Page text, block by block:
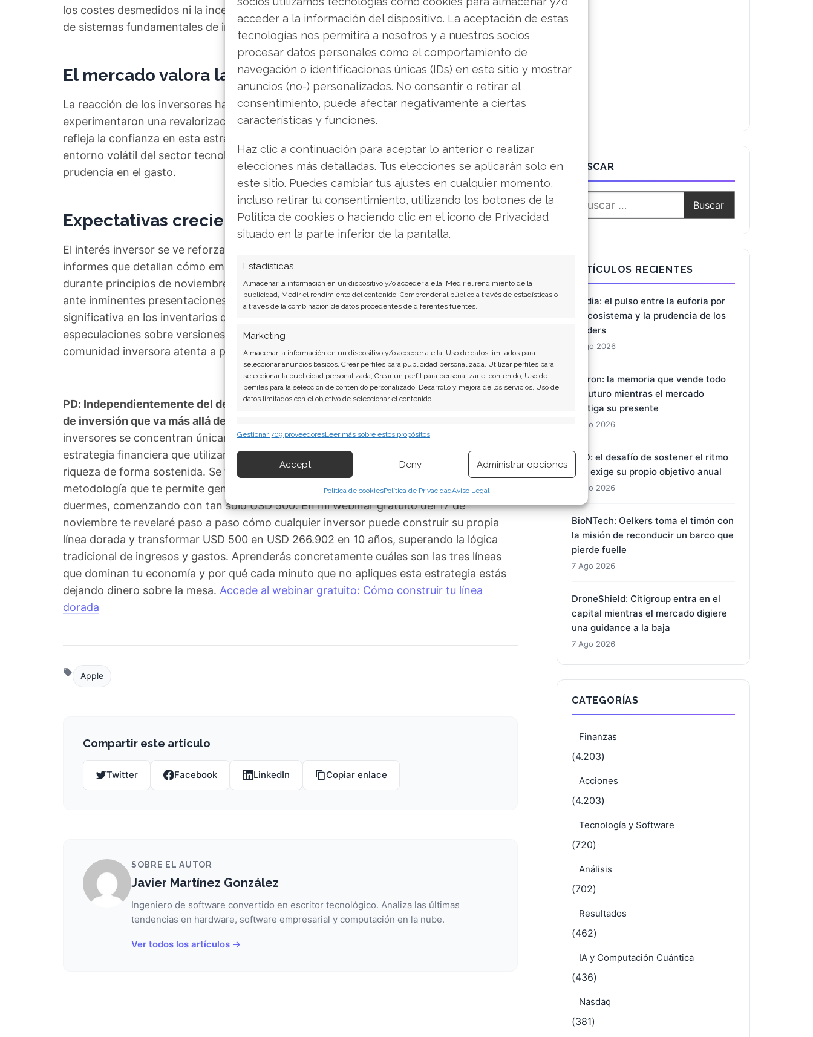
acceder a la información del dispositivo. La aceptación de estas
tecnologías nos permitirá a nosotros y a nuestros socios
procesar datos personales como el comportamiento de
navegación o identificaciones únicas (IDs) en este sitio y mostrar
anuncios (no-) personalizados. No consentir o retirar el
consentimiento, puede afectar negativamente a ciertas
características y funciones.
Haz clic a continuación para aceptar lo anterior o realizar
elecciones más detalladas. Tus elecciones se aplicarán solo en
este sitio. Puedes cambiar tus ajustes en cualquier momento,
incluso retirar tu consentimiento, utilizando los botones de la
Política de cookies o haciendo clic en el icono de Privacidad
situado en la parte inferior de la pantalla.
Estadísticas
Almacenar la información en un dispositivo y/o acceder a ella, Medir el rendimiento de la
publicidad, Medir el rendimiento del contenido, Comprender al público a través de estadísticas o
a través de la combinación de datos procedentes de diferentes fuentes.
Marketing
Almacenar la información en un dispositivo y/o acceder a ella, Uso de datos limitados para
seleccionar anuncios básicos, Crear perfiles para publicidad personalizada, Utilizar perfiles para
seleccionar la publicidad personalizada, Crear un perfil para personalizar el contenido, Uso de
perfiles para la selección de contenido personalizado, Desarrollo y mejora de los servicios, Uso de
datos limitados con el objetivo de seleccionar el contenido.
información transmitida de forma automática.
Garantizar la seguridad, evitar y detectar fraudes, y eliminar
fallos, Ofrecer y presentar publicidad y contenido, Guardar y
comunicar las preferencias de privacidad.
Siempre activo
Gestionar 709 proveedoresLeer más sobre estos propósitos
Accept Deny Administrar opciones
Política de cookiesPolítica de PrivacidadAviso Legal
los costes desmedidos ni la incertidumbre sobre retornos que caracterizan el desarrollo
de sistemas fundamentales de inteligencia artificial.
El mercado valora la disciplina financiera
La reacción de los inversores ha sido contundente. Solo el martes, las acciones de Apple
experimentaron una revalorización del 2,3%, continuando una tendencia alcista que
refleja la confianza en esta estrategia. La resistencia que muestra el valor en el actual
entorno volátil del sector tecnológico subraya cómo los mercados están premiando la
prudencia en el gasto.
Expectativas crecientes por novedades
El interés inversor se ve reforzado por indicios de próximos lanzamientos. Circulan
informes que detallan cómo empleados de Apple prepararon espacios en tiendas
durante principios de noviembre para remodelaciones nocturnas, procedimiento habitual
ante inminentes presentaciones de productos. Paralelamente, se observa una reducción
significativa en los inventarios de Apple TV y HomePod mini, alimentando
especulaciones sobre versiones actualizadas. Estos movimientos mantienen a la
comunidad inversora atenta a posibles anuncios.
PD: Independientemente del desempeño de Apple, quiero mostrarte una oportunidad
de inversión que va más allá de elegir acciones individuales.
inversores se concentran únicamente en buscar "la próxima Apple", he analizado una
estrategia financiera que utilizan fondos como BlackRock y Vanguard para construir
riqueza de forma sostenida. Se trata de la estrategia de la "Línea Dorada": una
metodología que te permite generar ingresos complementarios incluso mientras
duermes, comenzando con tan solo USD 500. En mi webinar gratuito del 17 de
noviembre te revelaré paso a paso cómo cualquier inversor puede construir su propia
línea dorada y transformar USD 500 en USD 266.902 en 10 años, superando la lógica
tradicional de ingresos y gastos. Aprenderás concretamente cuáles son las tres líneas
que dominan tu economía y por qué cada minuto que no apliques esta estrategia estás
dejando dinero sobre la mesa. Accede al webinar gratuito: Cómo construir tu línea
dorada
Apple
Compartir este artículo
Twitter Facebook LinkedIn Copiar enlace
SOBRE EL AUTOR
Javier Martínez González
Ingeniero de software convertido en escritor tecnológico. Analiza las últimas
tendencias en hardware, software empresarial y computación en la nube.
Ver todos los artículos →
BUSCAR
ARTÍCULOS RECIENTES
Nvidia: el pulso entre la euforia por
el ecosistema y la prudencia de los
insiders
8 Ago 2026
Micron: la memoria que vende todo
su futuro mientras el mercado
castiga su presente
7 Ago 2026
BYD: el desafío de sostener el ritmo
que exige su propio objetivo anual
7 Ago 2026
BioNTech: Oelkers toma el timón con
la misión de reconducir un barco que
pierde fuelle
7 Ago 2026
DroneShield: Citigroup entra en el
capital mientras el mercado digiere
una guidance a la baja
7 Ago 2026
CATEGORÍAS
Finanzas
(4.203)
Acciones
(4.203)
Tecnología y Software
(720)
Análisis
(702)
Resultados
(462)
IA y Computación Cuántica
(436)
Nasdaq
(381)